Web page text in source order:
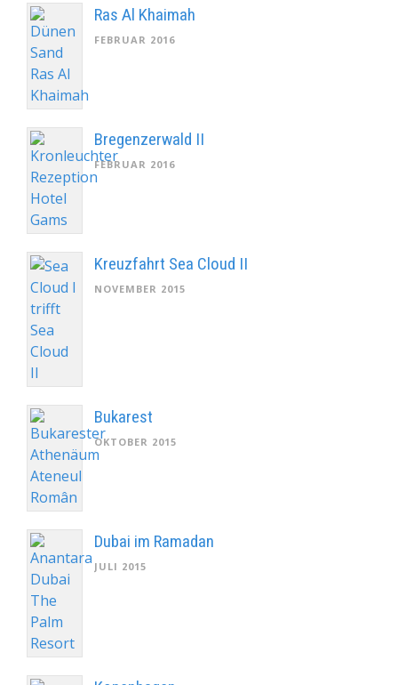
Ras Al Khaimah
FEBRUAR 2016
Bregenzerwald II
FEBRUAR 2016
Kreuzfahrt Sea Cloud II
NOVEMBER 2015
Bukarest
OKTOBER 2015
Dubai im Ramadan
JULI 2015